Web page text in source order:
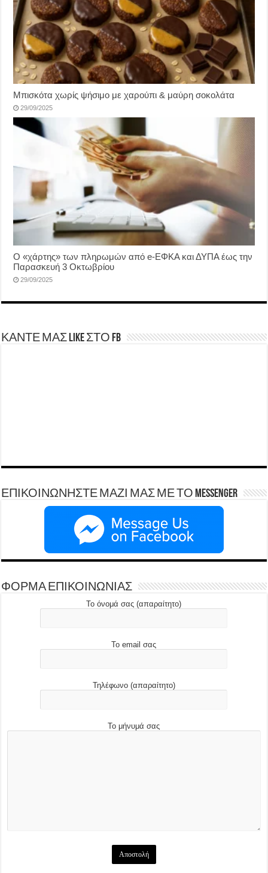
Μπισκότα χωρίς ψήσιμο με χαρούπι & μαύρη σοκολάτα
29/09/2025
Ο «χάρτης» των πληρωμών από e-ΕΦΚΑ και ΔΥΠΑ έως την
Παρασκευή 3 Οκτωβρίου
29/09/2025
ΚΑΝΤΕ ΜΑΣ LIKE ΣΤΟ FB
ΕΠΙΚΟΙΝΩΝΗΣΤΕ ΜΑΖΙ ΜΑΣ ΜΕ ΤΟ Messenger
ΦΟΡΜΑ ΕΠΙΚΟΙΝΩΝΙΑΣ
Το όνομά σας (απαραίτητο)
Το email σας
Τηλέφωνο (απαραίτητο)
Το μήνυμά σας